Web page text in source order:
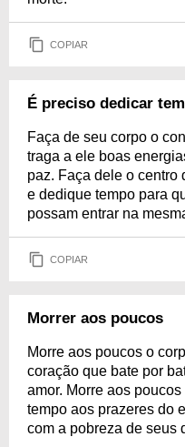
COPIAR
É preciso dedicar
Faça de seu corpo o
traga a ele boas
paz. Faça dele o centro
e dedique tempo para
possam entrar na
COPIAR
Morrer aos poucos
Morre aos poucos o
coração que bate por
amor. Morre aos
tempo aos prazeres do
com a pobreza de seus